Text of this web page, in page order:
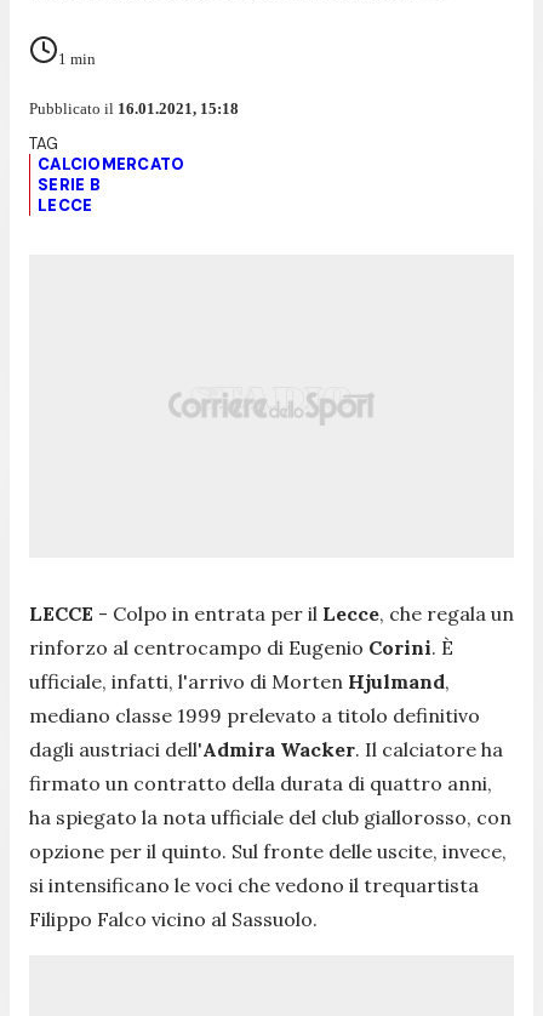
1 min
Pubblicato il 16.01.2021, 15:18
CALCIOMERCATO
SERIE B
LECCE
LECCE - Colpo in entrata per il Lecce, che regala un
rinforzo al centrocampo di Eugenio Corini. È
ufficiale, infatti, l'arrivo di Morten Hjulmand,
mediano classe 1999 prelevato a titolo definitivo
dagli austriaci dell'Admira Wacker. Il calciatore ha
firmato un contratto della durata di quattro anni,
ha spiegato la nota ufficiale del club giallorosso, con
opzione per il quinto. Sul fronte delle uscite, invece,
si intensificano le voci che vedono il trequartista
Filippo Falco vicino al Sassuolo.